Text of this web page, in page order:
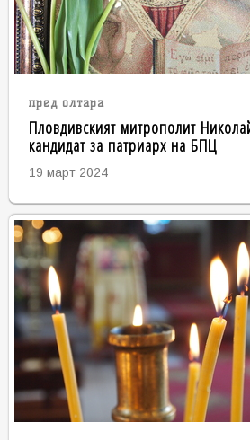
пред олтара
Пловдивският митрополит
кандидат за патриарх на БПЦ
19 март 2024